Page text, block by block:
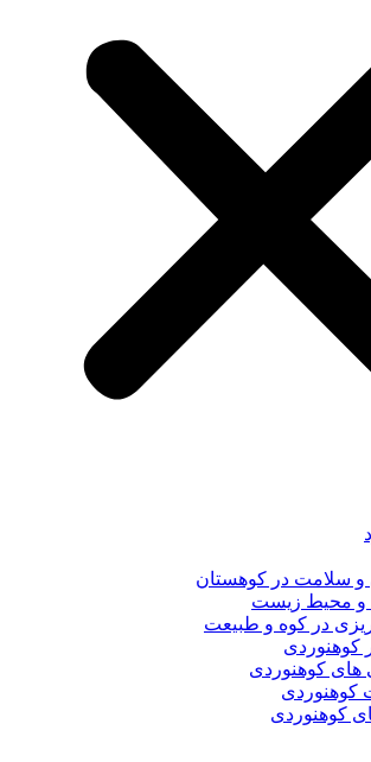
سلامت در کوهستان
و محیط زیست
ریزی در کوه و طبیعت
کوهنوردی
های کوهنوردی
کوهنوردی
کوهنوردی